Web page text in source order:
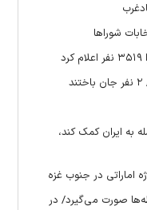
شورا‌ها
به ایران کمک کند،
اماراتی در جنوب غزه
صورت می‌گیرد/ در